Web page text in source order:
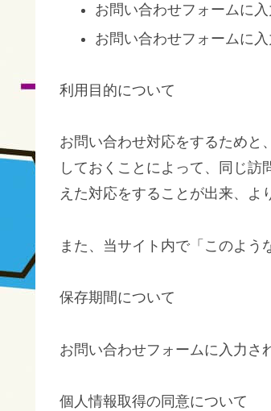
お問い合わせフォームに
お問い合わせフォームに
利用目的について
お問い合わせ対応をするためと
しておくことによって、同じ訪
えた対応をすることが出来、よ
また、当サイト内で「このよう
保存期間について
お問い合わせフォームに入力さ
個人情報取得の同意について